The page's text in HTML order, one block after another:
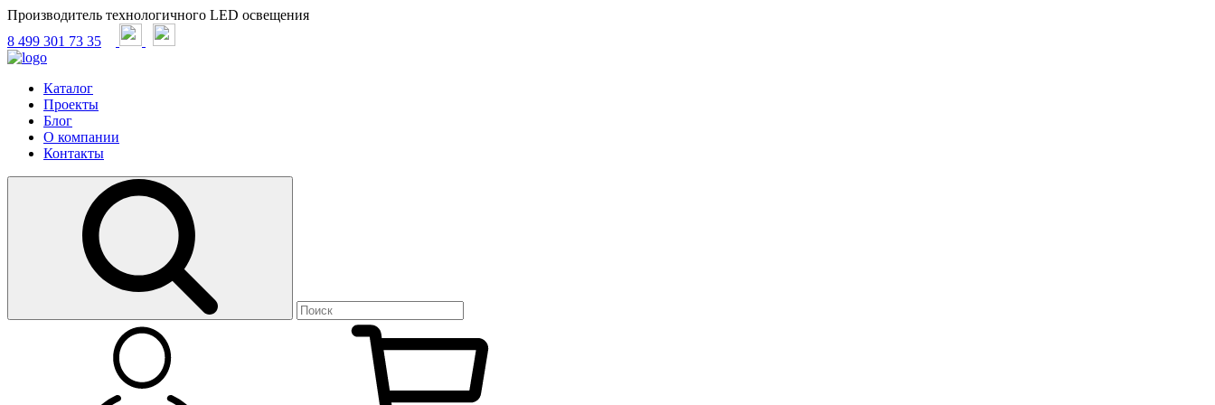
Производитель технологичного LED освещения
8 499 301 73 35
Каталог
Проекты
Блог
О компании
Контакты